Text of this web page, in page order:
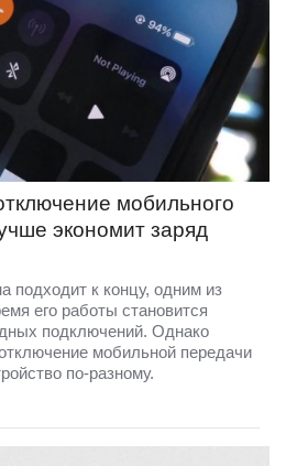
мобильного
экономит заряд
подходит к концу, одним из
его работы становится
подключений. Однако
мобильной передачи
по-разному.